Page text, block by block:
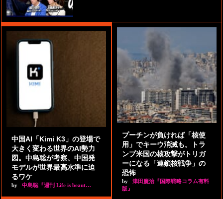
中国AI「Kimi K3」の登場で
大きく変わる世界のAI勢力
図。中島聡が考察、中国発
モデルが世界最高水準に迫
るワケ
by 中島聡『週刊 Life is beaut…
プーチンが負ければ「核使
用」でキーウ消滅も。トラ
ンプ米国の核攻撃がトリガ
ーになる「連鎖核戦争」の
恐怖
by
津田慶治『国際戦略コラム有料
版』